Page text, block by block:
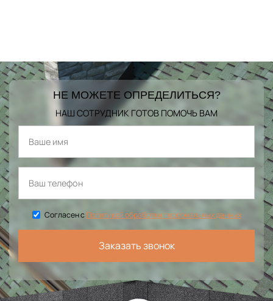
НЕ МОЖЕТЕ ОПРЕДЕЛИТЬСЯ?
НАШ СОТРУДНИК ГОТОВ ПОМОЧЬ ВАМ
Согласен сПолитикой обработки персональных данных
Заказать звонок